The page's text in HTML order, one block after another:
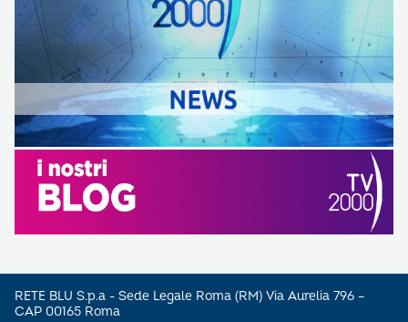
RETE BLU S.p.a - Sede Legale Roma (RM) Via Aurelia 796 –
CAP 00165 Roma